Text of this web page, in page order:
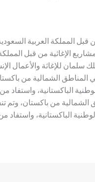
قبل المملكة العربية
الإغاثية من قبل
الشمالية من
من باكستان، وتم